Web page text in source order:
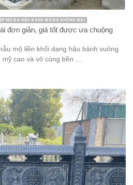
MỘ ĐÁ HẬU BÀNH MỘ ĐÁ KHÔNG MÁI
đơn giản, giá tốt được ưa chuộng
mộ liền khối dạng hậu bành vuông
cao và vô cùng bền ...